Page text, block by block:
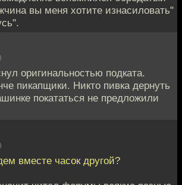
вы меня хотите изнасиловать"
оригинальностью подката.
пикапщики. Никто пивка дернуть
покататься не предложили
вместе часок другой?